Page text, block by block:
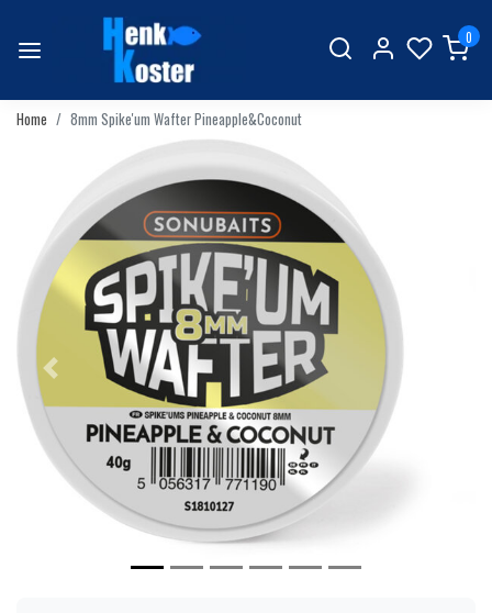
0
Home 8mm Spike'um Wafter Pineapple&Coconut
Vorige